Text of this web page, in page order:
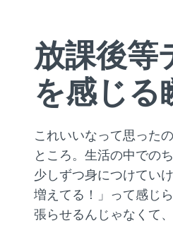
放課後等
を感じる
これいいなって思った
ところ。生活の中での
少しずつ身につけてい
増えてる！」って感じ
張らせるんじゃなくて